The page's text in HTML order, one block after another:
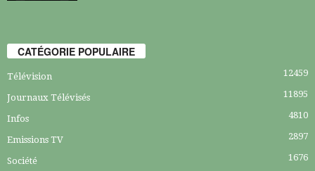
CATÉGORIE POPULAIRE
Télévision 12459
Journaux Télévisés 11895
Infos 4810
Emissions TV 2897
Société 1676